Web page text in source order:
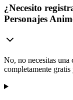
¿Necesito
Personajes
No, no necesitas una
completamente